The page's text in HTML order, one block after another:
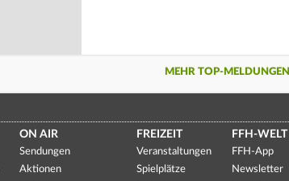
MEHR TOP-MELDUNGEN
ON AIR
Sendungen
Aktionen
FREIZEIT
Veranstaltungen
Spielplätze
FFH-WELT
FFH-App
Newsletter